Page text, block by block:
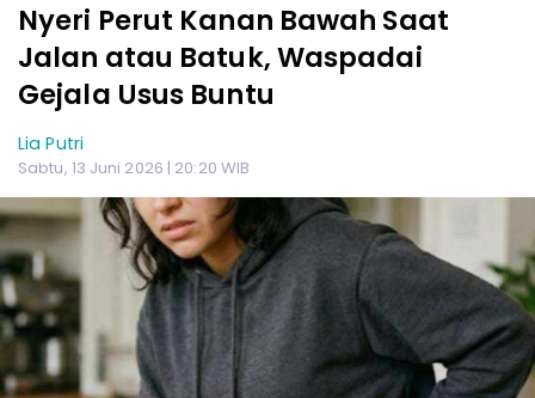
Nyeri Perut Kanan Bawah Saat
Jalan atau Batuk, Waspadai
Gejala Usus Buntu
Lia Putri
Sabtu, 13 Juni 2026 | 20:20 WIB